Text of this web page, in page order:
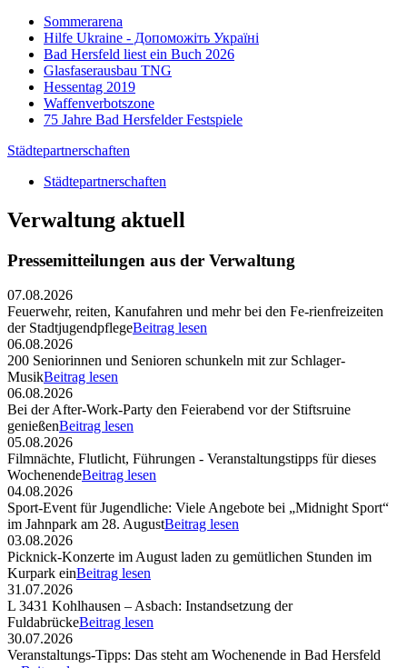
Sommerarena
Hilfe Ukraine - Допоможіть Україні
Bad Hersfeld liest ein Buch 2026
Glasfaserausbau TNG
Hessentag 2019
Waffenverbotszone
75 Jahre Bad Hersfelder Festspiele
Städtepartnerschaften
Städtepartnerschaften
Verwaltung aktuell
Pressemitteilungen aus der Verwaltung
07.08.2026
Feuerwehr, reiten, Kanufahren und mehr bei den Fe-rienfreizeiten
der StadtjugendpflegeBeitrag lesen
06.08.2026
200 Seniorinnen und Senioren schunkeln mit zur Schlager-
MusikBeitrag lesen
06.08.2026
Bei der After-Work-Party den Feierabend vor der Stiftsruine
genießenBeitrag lesen
05.08.2026
Filmnächte, Flutlicht, Führungen - Veranstaltungstipps für dieses
WochenendeBeitrag lesen
04.08.2026
Sport-Event für Jugendliche: Viele Angebote bei „Midnight Sport“
im Jahnpark am 28. AugustBeitrag lesen
03.08.2026
Picknick-Konzerte im August laden zu gemütlichen Stunden im
Kurpark einBeitrag lesen
31.07.2026
L 3431 Kohlhausen – Asbach: Instandsetzung der
FuldabrückeBeitrag lesen
30.07.2026
Veranstaltungs-Tipps: Das steht am Wochenende in Bad Hersfeld